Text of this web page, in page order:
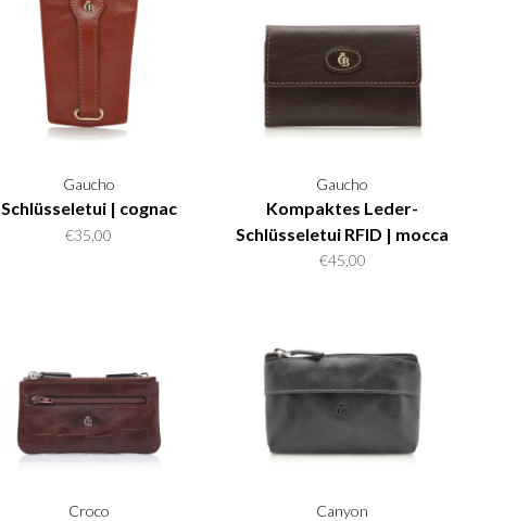
Gaucho
Schlüsseletui | cognac
€35,00
Gaucho
Kompaktes Leder-
Schlüsseletui RFID | mocca
€45,00
Croco Canyon